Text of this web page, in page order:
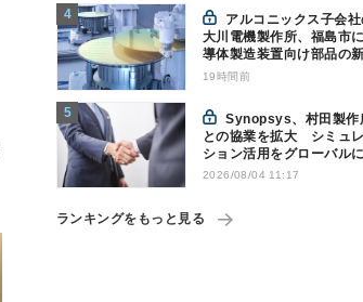
大川電機製作所、福島市
導体製造装置向け部品の
場建設を決定
19時間前
Synopsys、村田製作所
との協業を拡大 シミュ
ション活用をグローバル
援
2026/08/04 11:17
ランキングをもっと見る